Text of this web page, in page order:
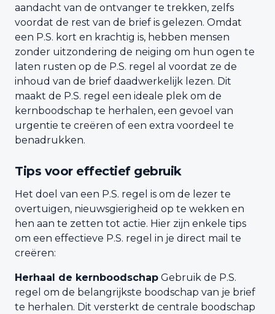
aandacht van de ontvanger te trekken, zelfs
voordat de rest van de brief is gelezen. Omdat
een P.S. kort en krachtig is, hebben mensen
zonder uitzondering de neiging om hun ogen te
laten rusten op de P.S. regel al voordat ze de
inhoud van de brief daadwerkelijk lezen. Dit
maakt de P.S. regel een ideale plek om de
kernboodschap te herhalen, een gevoel van
urgentie te creëren of een extra voordeel te
benadrukken.
Tips voor effectief gebruik
Het doel van een P.S. regel is om de lezer te
overtuigen, nieuwsgierigheid op te wekken en
hen aan te zetten tot actie. Hier zijn enkele tips
om een effectieve P.S. regel in je direct mail te
creëren:
Herhaal de kernboodschap Gebruik de P.S.
regel om de belangrijkste boodschap van je brief
te herhalen. Dit versterkt de centrale boodschap